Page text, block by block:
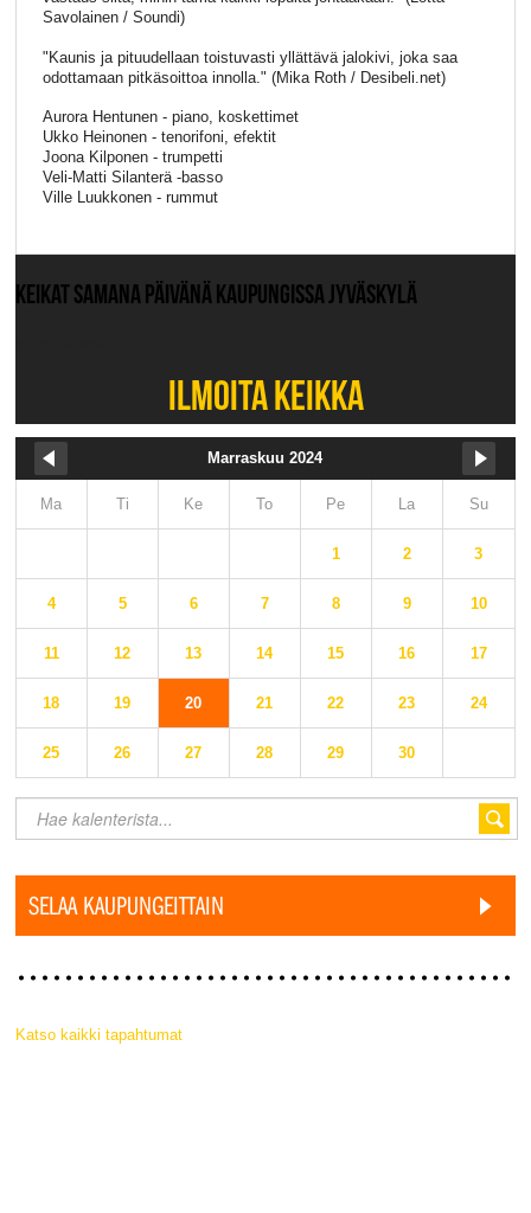
Savolainen / Soundi)
"Kaunis ja pituudellaan toistuvasti yllättävä jalokivi, joka saa
odottamaan pitkäsoittoa innolla." (Mika Roth / Desibeli.net)
Aurora Hentunen - piano, koskettimet
Ukko Heinonen - tenorifoni, efektit
Joona Kilponen - trumpetti
Veli-Matti Silanterä -basso
Ville Luukkonen - rummut
KEIKAT SAMANA PÄIVÄNÄ KAUPUNGISSA JYVÄSKYLÄ
ILMOITA KEIKKA
Marraskuu 2024
Ma Ti Ke To Pe La Su
1 2 3
4 5 6 7 8 9 10
11 12 13 14 15 16 17
18 19 20 21 22 23 24
25 26 27 28 29 30
SELAA KAUPUNGEITTAIN
Katso kaikki tapahtumat